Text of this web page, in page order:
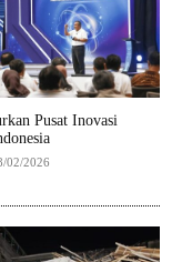
Pusat Inovasi
02/2026